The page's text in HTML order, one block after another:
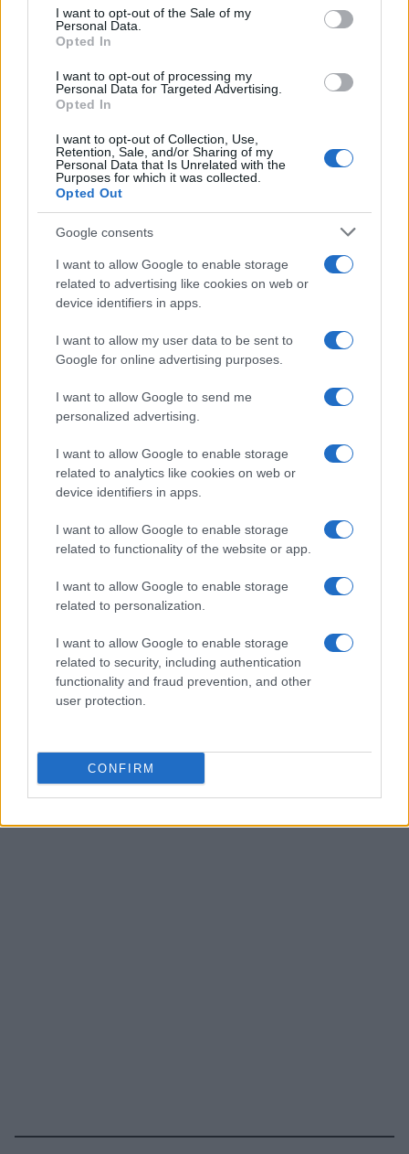
consent section.
I want to opt-out of the Sale of my
Personal Data.
Opted In
I want to opt-out of processing my
Personal Data for Targeted Advertising.
Opted In
I want to opt-out of Collection, Use,
Retention, Sale, and/or Sharing of my
Personal Data that Is Unrelated with the
Purposes for which it was collected.
Opted Out
Google consents
I want to allow Google to enable storage
related to advertising like cookies on web or
device identifiers in apps.
I want to allow my user data to be sent to
Google for online advertising purposes.
I want to allow Google to send me
personalized advertising.
I want to allow Google to enable storage
related to analytics like cookies on web or
device identifiers in apps.
I want to allow Google to enable storage
related to functionality of the website or app.
I want to allow Google to enable storage
related to personalization.
I want to allow Google to enable storage
related to security, including authentication
functionality and fraud prevention, and other
user protection.
CONFIRM
Lors de compétitions telles qu’à Olympie, Delphes ou
des dieux. Par exemple, dans l’épisode de la course
d’Ulysse dans l’Iliade, c’est grâce à une intervention
divine, celle d’Athéna qui fait chuter Ajax le Petit,
qu’Ulysse parvient à gagner. Pour les Grecs, tricher était
considéré comme une offense envers les dieux. Seul le
vainqueur, considéré comme le favori des dieux, était
honoré. Ce contexte religieux dominait toutes les
compétitions : la victoire n’était possible qu’avec la
bénédiction des dieux.
AUTEUR
Infos Rédaction